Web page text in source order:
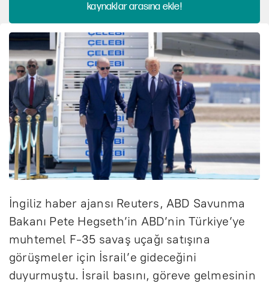
kaynaklar arasına ekle!
İngiliz haber ajansı Reuters, ABD Savunma
Bakanı Pete Hegseth’in ABD’nin Türkiye’ye
muhtemel F-35 savaş uçağı satışına
görüşmeler için İsrail’e gideceğini
duyurmuştu. İsrail basını, göreve gelmesinin